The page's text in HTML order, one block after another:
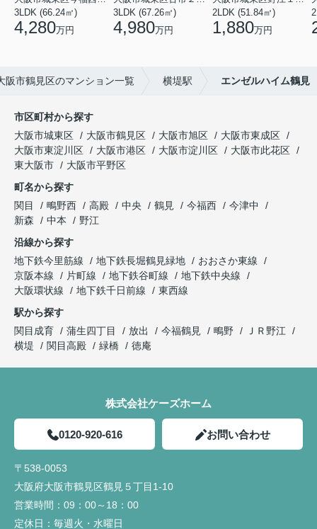
3LDK (66.24㎡)
4,280万円
3LDK (67.26㎡)
4,980万円
2LDK (51.84㎡)
1,880万円
阪市鶴見区のマンション一覧 横堤駅 エンゼルハイム鶴見
市区町村から探す
大阪市城東区
大阪市鶴見区 大阪市旭区
大阪市東成区
大阪市東淀川区
大阪市港区 大阪市淀川区
大阪市此花区
東大阪市
大阪市平野区
町名から探す
関目
鴫野西 高殿 中央 鶴見 今福西
今津中
新森
中本
野江
沿線から探す
地下鉄今里筋線
地下鉄長堀鶴見緑地
おおさか東線
京阪本線
片町線 地下鉄谷町線
地下鉄中央線
大阪環状線
地下鉄千日前線
東西線
駅から探す
関目成育
蒲生四丁目 放出 今福鶴見 鴫野
ＪＲ野江
横堤
関目高殿 緑橋 徳庵
株式会社ケーズホーム
0120-920-616 お問い合わせ
〒538-0053
大阪府大阪市鶴見区鶴見５丁目1-10
営業時間： 09：00～18：00
定休日： 毎週火・水曜日